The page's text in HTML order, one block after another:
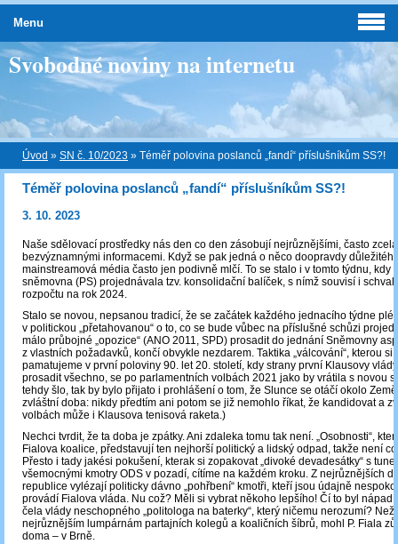
Svobodné noviny na internetu
Úvod » SN č. 10/2023 » Téměř polovina poslanců „fandí“ příslušníkům SS?!
Téměř polovina poslanců „fandí“ příslušníkům SS?!
3. 10. 2023
Naše sdělovací prostředky nás den co den zásobují nejrůznějšími, často zcela
bezvýznamnými informacemi. Když se pak jedná o něco doopravdy
mainstreamová média často jen podivně mlčí. To se stalo i v tomto týdnu, kdy
sněmovna (PS) projednávala tzv. konsolidační balíček, s nímž souvisí i
rozpočtu na rok 2024.
Stalo se novou, nepsanou tradicí, že se začátek každého jednacího týdne
v politickou „přetahovanou“ o to, co se bude vůbec na příslušné schůzi
málo průbojné „opozice“ (ANO 2011, SPD) prosadit do jednání Sněmovny
z vlastních požadavků, končí obvykle nezdarem. Taktika „válcování“, kterou si
pamatujeme v první poloviny 90. let 20. století, kdy strany první Klausovy
prosadit všechno, se po parlamentních volbách 2021 jako by vrátila s novou
tehdy šlo, tak by bylo přijato i prohlášení o tom, že Slunce se otáčí okolo
zvláštní doba: nikdy předtím ani potom se již nemohlo říkat, že kandidovat a
volbách může i Klausova tenisová raketa.)
Nechci tvrdit, že ta doba je zpátky. Ani zdaleka tomu tak není. „Osobnosti“,
Fialova koalice, představují ten nejhorší politický a lidský odpad, takže není
Přesto i tady jakési pokušení, kterak si zopakovat „divoké devadesátky“ s
všemocnými kmotry ODS v pozadí, cítíme na každém kroku. Z nejrůznějších
republice vylézají politicky dávno „pohřbení“ kmotři, kteří jsou údajně
provádí Fialova vláda. Nu což? Měli si vybrat někoho lepšího! Čí to byl nápad
čela vlády neschopného „politologa na baterky“, který ničemu nerozumí? Než
nejrůznějším lumpárnám partajních kolegů a koaličních šíbrů, mohl P. Fiala
doma – v Brně.
Menu